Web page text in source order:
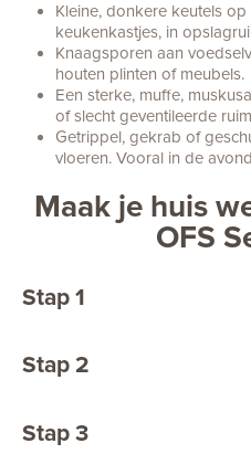
Kleine, donkere keutels
keukenkastjes, in
Knaagsporen aan
houten plinten of meubels.
Een sterke, muffe,
of slecht geventileerde
Getrippel, gekrab of
vloeren. Vooral in de
Maak je huis
OFS
Stap 1
Stap 2
Stap 3